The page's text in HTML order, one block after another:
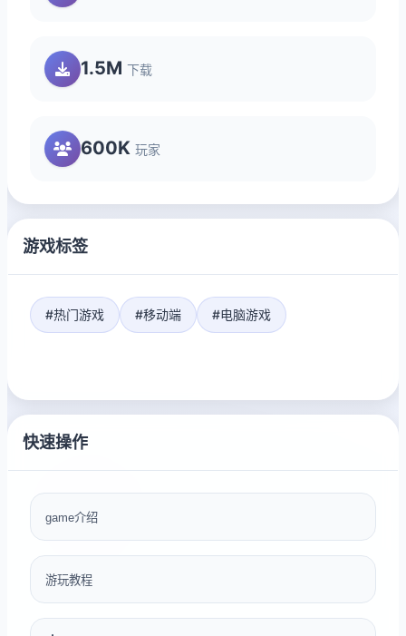
1.5M 下载
600K 玩家
游戏标签
#热门游戏 #移动端 #电脑游戏
快速操作
game介绍
游玩教程